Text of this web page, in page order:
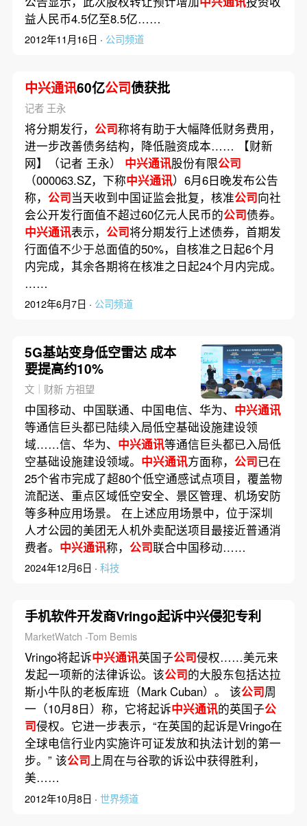
益人民币4.5亿至8.5亿……
2012年11月16日 · 公司频道
中兴通讯60亿公司债获批
记者 王永
将分期发行， 公司称将有助于大幅降低财务费用，
进一步改善债务结构，降低融资成本…… 【财新
网】（记者 王永） 中兴通讯股份有限公司
（000063.SZ，下称中兴通讯）6月6日晚发布公告
称， 公司当天收到中国证监会批复，核准公司向社
会公开发行面值不超过60亿元人民币的公司债券。
中兴通讯表示， 公司将分期发行上述债券，首期发
行面值不少于总面值的50%，自核准之日起6个月
内完成，其余各期将在核准之日起24个月内完成。
……
2012年6月7日 · 公司频道
5G基站变身低空雷达 成本
要提高约10%
文｜财新 方祖望
中国移动、中国联通、中国电信、华为、 中兴通讯
等通信巨头都已陆续入局低空基础设施建设领
域……信、华为、 中兴通讯等通信巨头都已入局低
空基础设施建设领域。 中兴通讯方面称， 公司已在
25个省市完成了超80个低空通感试点项目，覆盖物
流配送、重点区域低空安全、景区管理、机场安防
等多种应用场景。 在上述应用场景中，位于深圳
人才公园的美团无人机外卖配送项目最接近普通消
费者。 中兴通讯称， 公司联合中国移动……
2024年12月6日 · 科技
手机软件开发商Vringo起诉中兴侵犯专利
MarketWatch -Tom Bemis
Vringo将起诉中兴通讯英国子公司侵权……美元来
发起一项新的法律诉讼。该公司的大股东包括达拉
斯小牛队的老板库班（Mark Cuban）。 该公司周
一（10月8日）称，它将起诉中兴通讯的英国子公
司侵权。它进一步表示，“在英国的起诉是Vringo在
全球电信行业内实施许可证发放和执法计划的第一
步。” 该公司上周在与谷歌的诉讼中获得胜利，
美……
2012年10月8日 · 世界频道